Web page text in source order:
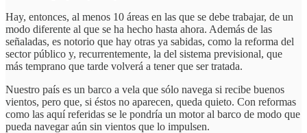
Hay, entonces, al menos 10 áreas en las que se debe trabajar, de un
modo diferente al que se ha hecho hasta ahora. Además de las
señaladas, es notorio que hay otras ya sabidas, como la reforma del
sector público y, recurrentemente, la del sistema previsional, que
más temprano que tarde volverá a tener que ser tratada.
Nuestro país es un barco a vela que sólo navega si recibe buenos
vientos, pero que, si éstos no aparecen, queda quieto. Con reformas
como las aquí referidas se le pondría un motor al barco de modo que
pueda navegar aún sin vientos que lo impulsen.